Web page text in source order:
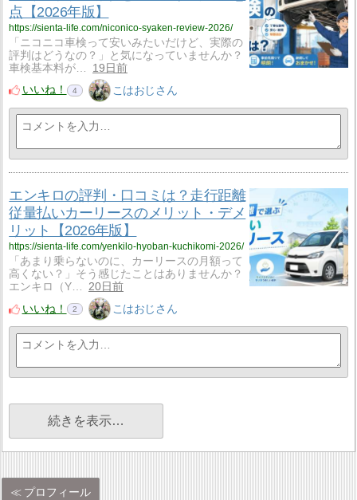
点【2026年版】
https://sienta-life.com/niconico-syaken-review-2026/
「ニコニコ車検って安いみたいだけど、実際の
評判はどうなの？」と気になっていませんか？
車検基本料が…
19日前
いいね！
4 こはおじさん
エンキロの評判・口コミは？走行距離
従量払いカーリースのメリット・デメ
リット【2026年版】
https://sienta-life.com/yenkilo-hyoban-kuchikomi-2026/
「あまり乗らないのに、カーリースの月額って
高くない？」そう感じたことはありませんか？
エンキロ（Y…
20日前
いいね！
2 こはおじさん
続きを表示…
プロフィール